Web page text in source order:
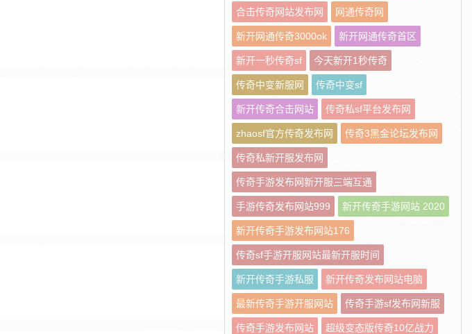
合击传奇网站发布网 网通传奇网
新开网通传奇3000ok 新开网通传奇首区
新开一秒传奇sf 今天新开1秒传奇
传奇中变新服网 传奇中变sf
新开传奇合击网站 传奇私sf平台发布网
zhaosf官方传奇发布网 传奇3黑金论坛发布网
传奇私新开服发布网
传奇手游发布网新开服三端互通
手游传奇发布网站999 新开传奇手游网站 2020
新开传奇手游发布网站176
传奇sf手游开服网站最新开服时间
新开传奇手游私服 新开传奇发布网站电脑
最新传奇手游开服网站 传奇手游sf发布网新服
传奇手游发布网站 超级变态版传奇10亿战力